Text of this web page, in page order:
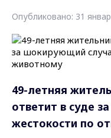
Опубликовано: 31
49-летняя
ответит в суде
жестокости по